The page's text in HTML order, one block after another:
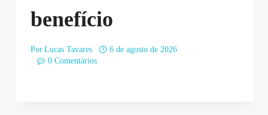
benefício
Por Lucas Tavares
6 de agosto de 2026
0 Comentários